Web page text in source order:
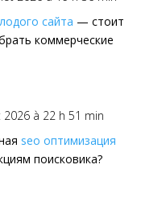
сайта — стоит
коммерческие
2026 à 22 h 51 min
seo оптимизация
поисковика?